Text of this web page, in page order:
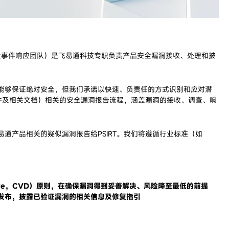
件响应团队）是飞易通科技专职负责产品安全漏洞接收、处理和披
保证绝对安全，但我们承诺以快速、负责任的方式识别和应对潜
相关文档）相关的安全漏洞报告流程，涵盖漏洞的接收、调查、响
产品相关的疑似漏洞报告给PSIRT。我们将遵循行业标准（如
）原则，在确保漏洞得到妥善解决、风险降至最低的前提
，披露已验证漏洞的相关信息及修复指引